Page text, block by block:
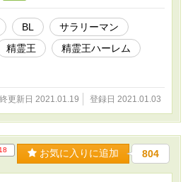
BL
サラリーマン
精霊王
精霊王ハーレム
更新日 2021.01.19 登録日 2021.01.03
お気に入りに追加 804